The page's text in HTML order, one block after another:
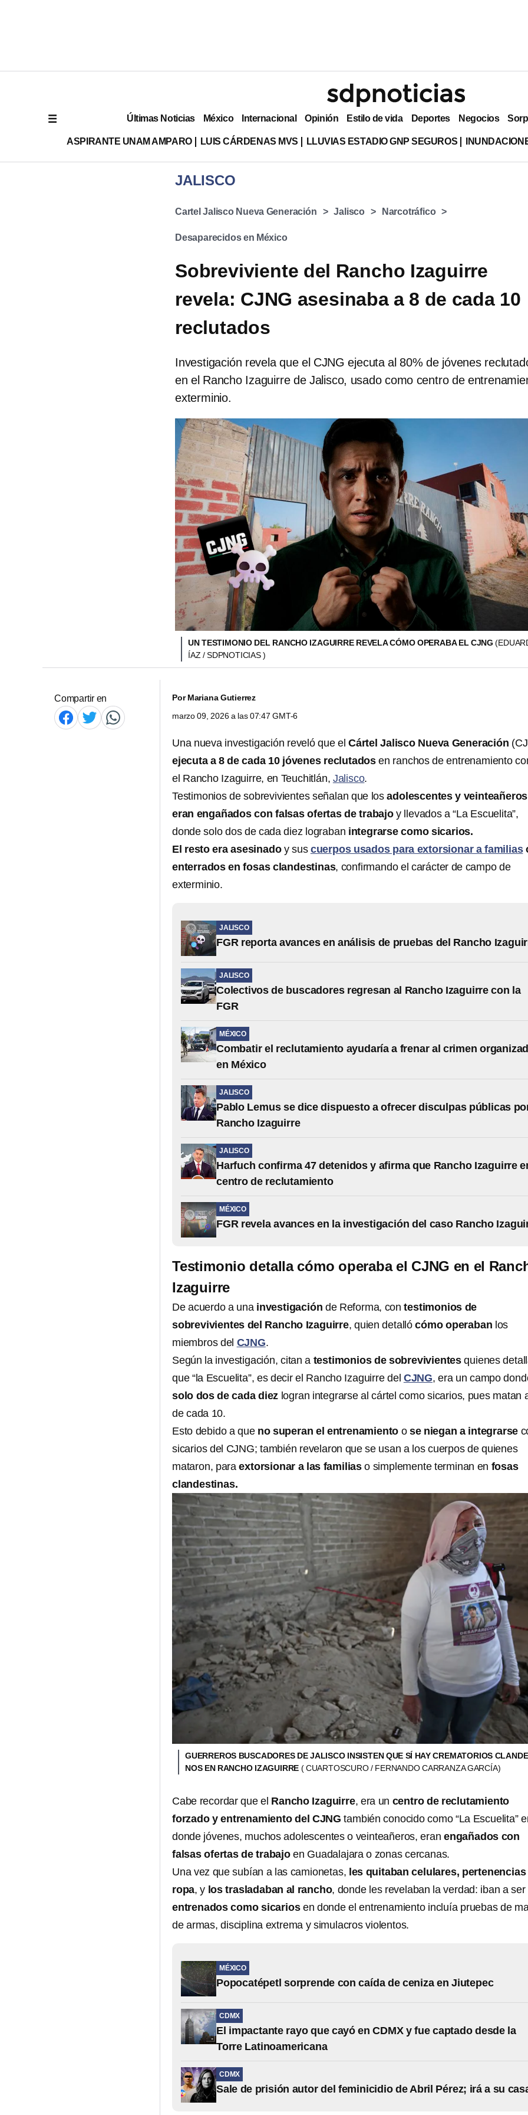
Últimas Noticias México Internacional Opinión Estilo de vida Deportes Negocios
ASPIRANTE UNAM AMPARO LUIS CÁRDENAS MVS LLUVIAS ESTADIO GNP SEGUROS
JALISCO
Cartel Jalisco Nueva Generación Jalisco Narcotráfico
Desaparecidos en México
Sobreviviente del Rancho Izaguirre
revela: CJNG asesinaba a 8 de cada 10
reclutados
Investigación revela que el CJNG ejecuta al 80% de jóvenes
en el Rancho Izaguirre de Jalisco, usado como centro de
exterminio.
UN TESTIMONIO DEL RANCHO IZAGUIRRE REVELA CÓMO OPERABA EL CJNG
ÍAZ / SDPNOTICIAS )
Compartir en PorMariana Gutierrez
marzo 09, 2026 a las 07:47 GMT-6
Una nueva investigación reveló que el Cártel Jalisco Nueva Generación
ejecuta a 8 de cada 10 jóvenes reclutados en ranchos de entrenamiento
el Rancho Izaguirre, en Teuchitlán, Jalisco.
Testimonios de sobrevivientes señalan que losadolescentes y veinteañeros
eran engañados con falsas ofertas de trabajoy llevados a “La Escuelita”,
donde solo dos de cada diez lograban integrarse como sicarios.
El resto era asesinadoy sus cuerpos usados para extorsionar a familias
enterrados en fosas clandestinas, confirmando el carácter de campo de
exterminio.
JALISCO
FGR reporta avances en análisis de pruebas del Rancho
JALISCO
Colectivos de buscadores regresan al Rancho Izaguirre con la
FGR
MÉXICO
Combatir el reclutamiento ayudaría a frenar al crimen
en México
JALISCO
Pablo Lemus se dice dispuesto a ofrecer disculpas públicas
Rancho Izaguirre
JALISCO
Harfuch confirma 47 detenidos y afirma que Rancho Izaguirre
centro de reclutamiento
MÉXICO
FGR revela avances en la investigación del caso Rancho
Testimonio detalla cómo operaba el CJNG en el
Izaguirre
De acuerdo a una investigación de Reforma, contestimonios de
sobrevivientes del Rancho Izaguirre, quien detallócómo operaban los
miembros del CJNG.
Según la investigación, citan a testimonios de sobrevivientes quienes
que “la Escuelita”, es decir el Rancho Izaguirre del CJNG, era un campo
solo dos de cada diez logran integrarse al cártel como sicarios, pues matan
de cada 10.
Esto debido a que no superan el entrenamiento o se niegan a integrarse
sicarios del CJNG; también revelaron que se usan a los cuerpos de quienes
mataron, paraextorsionar a las familiaso simplemente terminan en fosas
clandestinas.
GUERREROS BUSCADORES DE JALISCO INSISTEN QUE SÍ HAY CREMATORIOS
NOS EN RANCHO IZAGUIRRE ( CUARTOSCURO / FERNANDO CARRANZA GARCÍA)
Cabe recordar que el Rancho Izaguirre, era un centro de reclutamiento
forzado y entrenamiento del CJNG también conocido como “La Escuelita”
donde jóvenes, muchos adolescentes o veinteañeros, eran engañados con
falsas ofertas de trabajoen Guadalajara o zonas cercanas.
Una vez que subían a las camionetas, les quitaban celulares, pertenencias
ropa, y los trasladaban al rancho, donde les revelaban la verdad: iban a ser
entrenados como sicariosen donde el entrenamiento incluía pruebas de
de armas, disciplina extrema y simulacros violentos.
MÉXICO
Popocatépetl sorprende con caída de ceniza en Jiutepec
CDMX
El impactante rayo que cayó en CDMX y fue captado desde la
Torre Latinoamericana
CDMX
Sale de prisión autor del feminicidio de Abril Pérez; irá a su